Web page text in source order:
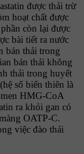
được thải trừ
hoạt chất được
còn lại được
bài tiết ra nước
bán thải trong
bán thải không
thải trong huyết
số biến thiên là
HMG-CoA
ra khỏi gan có
OATP-C.
việc đào thải